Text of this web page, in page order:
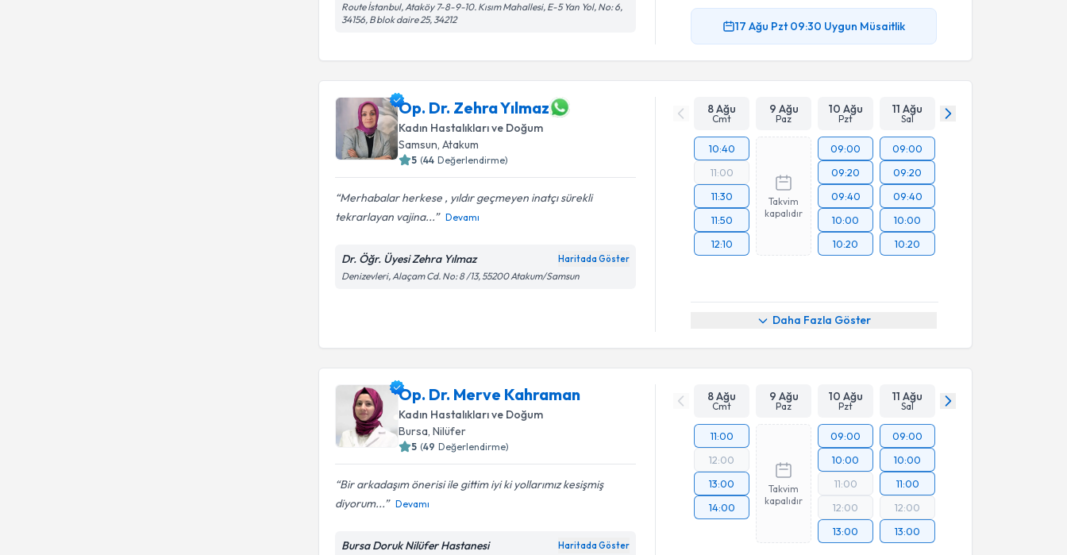
Route İstanbul, Ataköy 7-8-9-10. Kısım Mahallesi, E-5 Yan Yol, No: 6,
34156, B blok daire 25, 34212
17 Ağu Pzt 09:30 Uygun Müsaitlik
Op. Dr. Zehra Yılmaz
Kadın Hastalıkları ve Doğum
Samsun, Atakum
5 (44 Değerlendirme)
Merhabalar herkese , yıldır geçmeyen inatçı sürekli
tekrarlayan vajina...
Devamı
Dr. Öğr. Üyesi Zehra Yılmaz Haritada Göster
Denizevleri, Alaçam Cd. No: 8 /13, 55200 Atakum/Samsun
8 Ağu
Cmt
9 Ağu
Paz
10 Ağu
Pzt
11 Ağu
Sal
10:40
11:00
11:30
11:50
12:10
Takvim
kapalıdır
09:00
09:20
09:40
10:00
10:20
09:00
09:20
09:40
10:00
10:20
Daha Fazla Göster
Op. Dr. Merve Kahraman
Kadın Hastalıkları ve Doğum
Bursa , Nilüfer
5 (49 Değerlendirme)
Bir arkadaşım önerisi ile gittim iyi ki yollarımız kesişmiş
diyorum...
Devamı
Bursa Doruk Nilüfer Hastanesi Haritada Göster
8 Ağu
Cmt
9 Ağu
Paz
10 Ağu
Pzt
11 Ağu
Sal
11:00
12:00
13:00
14:00
Takvim
kapalıdır
09:00
10:00
11:00
12:00
13:00
09:00
10:00
11:00
12:00
13:00